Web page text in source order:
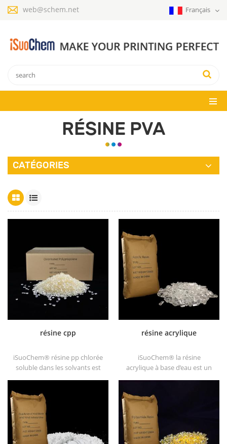
web@schem.net Français
RÉSINE PVA
CATÉGORIES
résine cpp
iSuoChem® résine pp chlorée
soluble dans les solvants est
dans les solvants substrats de
polyoléfine.
résine acrylique
iSuoChem® la résine
acrylique à base d’eau est un
à l'abrasion, bonne solubilité,
transparence élevée, bonne
imprimabilité et bonne
transitivité.